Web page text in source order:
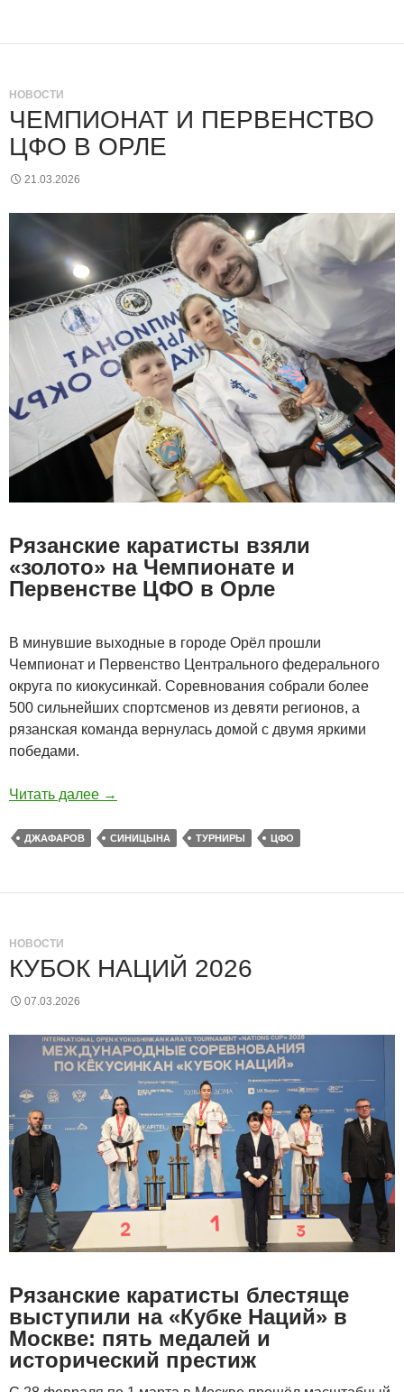
НОВОСТИ
ЧЕМПИОНАТ И ПЕРВЕНСТВО
ЦФО В ОРЛЕ
21.03.2026
Рязанские каратисты взяли
«золото» на Чемпионате и
Первенстве ЦФО в Орле
В минувшие выходные в городе Орёл прошли
Чемпионат и Первенство Центрального федерального
округа по киокусинкай. Соревнования собрали более
500 сильнейших спортсменов из девяти регионов, а
рязанская команда вернулась домой с двумя яркими
победами.
Читать далее →
ДЖАФАРОВ СИНИЦЫНА ТУРНИРЫ ЦФО
НОВОСТИ
КУБОК НАЦИЙ 2026
07.03.2026
Рязанские каратисты блестяще
выступили на «Кубке Наций» в
Москве: пять медалей и
исторический престиж